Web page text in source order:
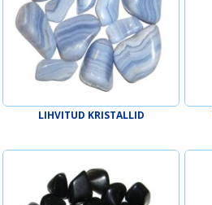
LIHVITUD KRISTALLID